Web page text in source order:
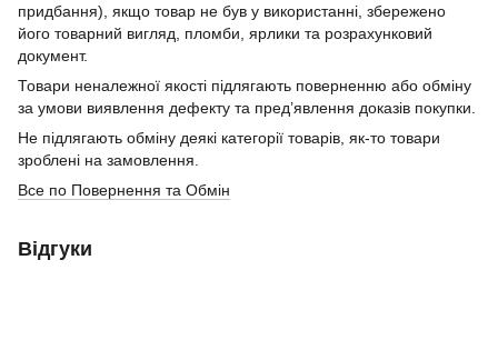
придбання), якщо товар не був у використанні, збережено
його товарний вигляд, пломби, ярлики та розрахунковий
документ.
Товари неналежної якості підлягають поверненню або обміну
за умови виявлення дефекту та пред’явлення доказів покупки.
Не підлягають обміну деякі категорії товарів, як-то товари
зроблені на замовлення.
Все по Повернення та Обмін
Відгуки